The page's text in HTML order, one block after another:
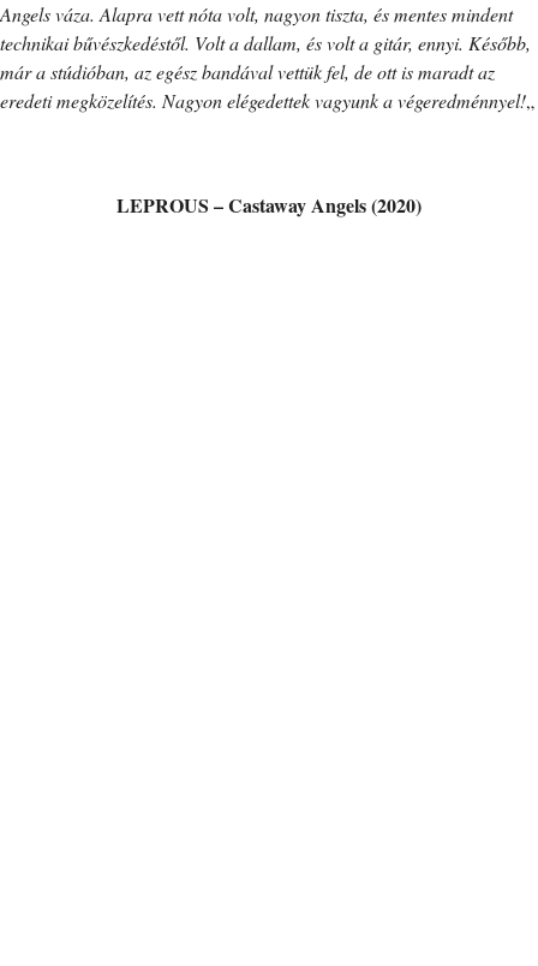
Angels váza. Alapra vett nóta volt, nagyon tiszta, és mentes mindent
technikai bűvészkedéstől. Volt a dallam, és volt a gitár, ennyi. Később,
már a stúdióban, az egész bandával vettük fel, de ott is maradt az
eredeti megközelítés. Nagyon elégedettek vagyunk a végeredménnyel!„
LEPROUS – Castaway Angels (2020)